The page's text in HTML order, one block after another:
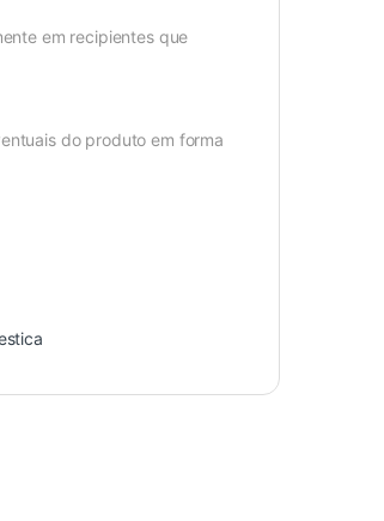
em recipientes que
do produto em forma